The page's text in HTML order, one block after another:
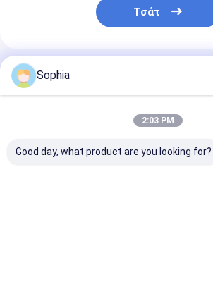
Αντιμέτωπο φύλλο αλουμινίου
Ύφασμα φίμπεργκλας φύλλων
Ταινία αγωγών υφασμάτων
Το διπλάσιο πλαισίωσε την κολλητική
Τσάτ
Συνιστώμενα Προϊόντα
Sophia
2:03 PM
Good day, what product are you looking for?